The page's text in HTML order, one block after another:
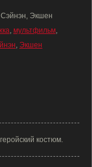
Экшен
, мультфильм,
, Экшен
костюм.